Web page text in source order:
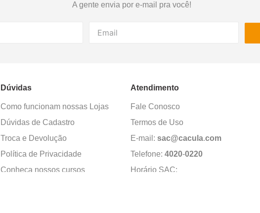
A gente envia por e-mail pra você!
Dúvidas
Como funcionam nossas Lojas
Dúvidas de Cadastro
Troca e Devolução
Política de Privacidade
Conheça nossos cursos
Atendimento
Fale Conosco
Termos de Uso
E-mail: sac@cacula.com
Telefone: 4020-0220
Horário SAC: